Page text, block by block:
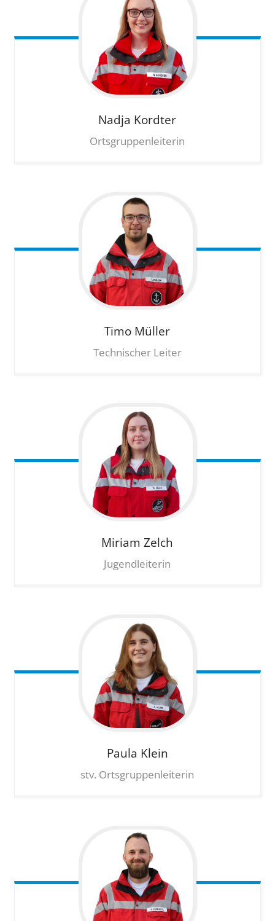
Nadja Kordter
Ortsgruppenleiterin
Timo Müller
Technischer Leiter
Miriam Zelch
Jugendleiterin
Paula Klein
stv. Ortsgruppenleiterin